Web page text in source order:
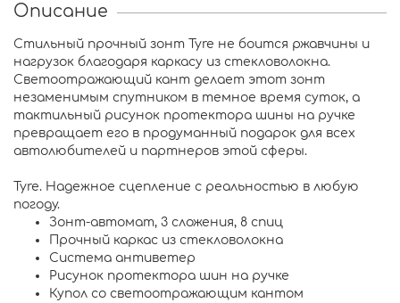
Описание
Стильный прочный зонт Tyre не боится ржавчины и
нагрузок благодаря каркасу из стекловолокна.
Светоотражающий кант делает этот зонт
незаменимым спутником в темное время суток, а
тактильный рисунок протектора шины на ручке
превращает его в продуманный подарок для всех
автолюбителей и партнеров этой сферы.
Tyre. Надежное сцепление с реальностью в любую
погоду.
Зонт-автомат, 3 сложения, 8 спиц
Прочный каркас из стекловолокна
Система антиветер
Рисунок протектора шин на ручке
Купол со светоотражающим кантом